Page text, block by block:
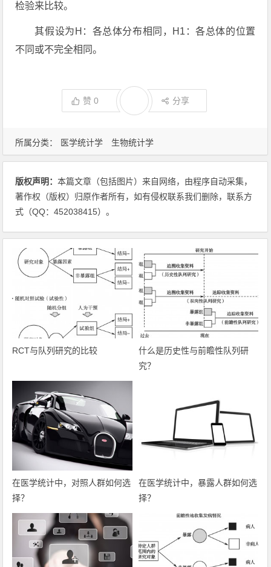
检验来比较。
其假设为H：各总体分布相同，H1：各总体的位置
不同或不完全相同。
赞0 分享
所属分类： 医学统计学 生物统计学
版权声明：本篇文章（包括图片）来自网络，由程序自动采集，
著作权（版权）归原作者所有，如有侵权联系我们删除，联系方
式（QQ：452038415）。
RCT与队列研究的比较
什么是历史性与前瞻性队列研
究？
在医学统计中，对照人群如何选
择？
在医学统计中，暴露人群如何选
择？